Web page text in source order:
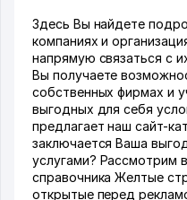
Здесь Вы найдете
компаниях и
напрямую связаться с
Вы получаете
собственных фирмах и
выгодных для себя
предлагает наш сайт-
заключается Ваша
услугами? Рассмотрим
справочника Желтые
открытые перед